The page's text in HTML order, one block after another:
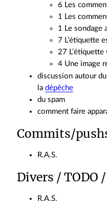
6 Les
1 Les
1 Le sondage
7 L’étiquette
27 L’étiquette
4 Une image
discussion autour
ladépêche
du spam
comment faire
Commits/
R.A.S.
Divers / TODO
R.A.S.